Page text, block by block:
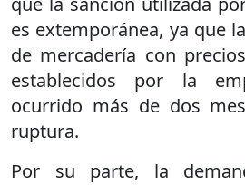
es extemporánea, ya que
de mercadería con
establecidos por la
ocurrido más de dos
ruptura.
Por su parte, la